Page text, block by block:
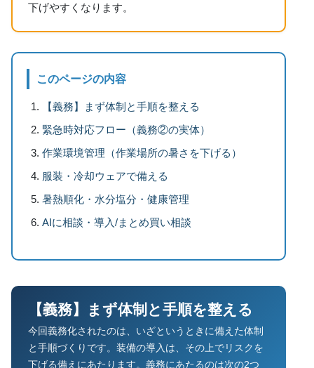
下げやすくなります。
このページの内容
【義務】まず体制と手順を整える
緊急時対応フロー（義務②の実体）
作業環境管理（作業場所の暑さを下げる）
服装・冷却ウェアで備える
暑熱順化・水分塩分・健康管理
AIに相談・導入/まとめ買い相談
【義務】まず体制と手順を整える
今回義務化されたのは、いざというときに備えた体制
と手順づくりです。装備の導入は、その上でリスクを
下げる備えにあたります。義務にあたるのは次の2つ